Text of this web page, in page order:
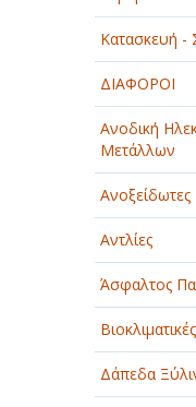
Κατασκευή -
ΔΙΑΦΟΡΟΙ
Ανοδική
Μετάλλων
Αντλίες
Άσφαλτος
Δάπεδα